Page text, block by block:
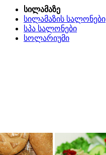
სილამაზე
სილამაზის სალონები
სპა სალონები
სოლარიუმი